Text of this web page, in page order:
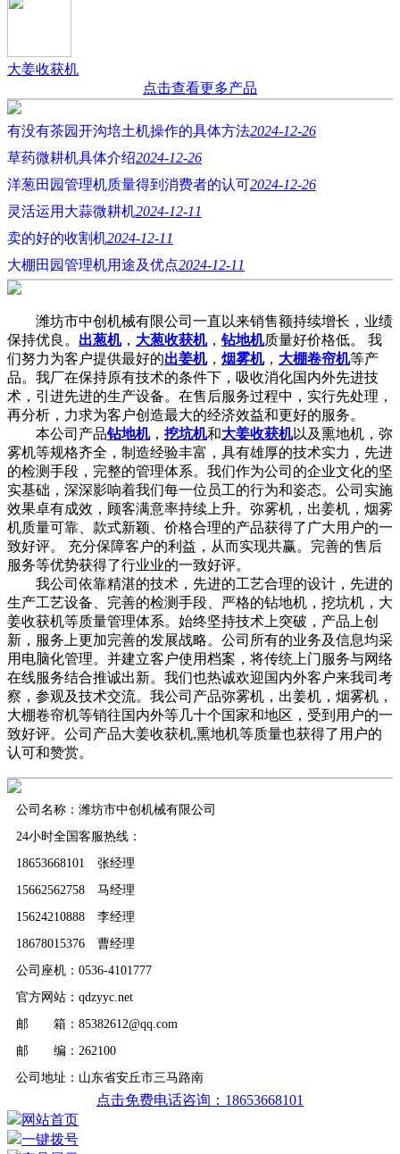
大姜收获机
点击查看更多产品
有没有茶园开沟培土机操作的具体方法2024-12-26
草药微耕机具体介绍2024-12-26
洋葱田园管理机质量得到消费者的认可2024-12-26
灵活运用大蒜微耕机2024-12-11
卖的好的收割机2024-12-11
大棚田园管理机用途及优点2024-12-11
潍坊市中创机械有限公司一直以来销售额持续增长，业绩
保持优良。 出葱机， 大葱收获机，钻地机质量好价格低。 我
们努力为客户提供最好的出姜机， 烟雾机， 大棚卷帘机等产
品。我厂在保持原有技术的条件下，吸收消化国内外先进技
术，引进先进的生产设备。在售后服务过程中，实行先处理，
再分析，力求为客户创造最大的经济效益和更好的服务。
本公司产品钻地机， 挖坑机和大姜收获机以及熏地机，弥
雾机等规格齐全，制造经验丰富，具有雄厚的技术实力，先进
的检测手段，完整的管理体系。我们作为公司的企业文化的坚
实基础，深深影响着我们每一位员工的行为和姿态。公司实施
效果卓有成效，顾客满意率持续上升。弥雾机，出姜机，烟雾
机质量可靠、款式新颖、价格合理的产品获得了广大用户的一
致好评。 充分保障客户的利益，从而实现共赢。完善的售后
服务等优势获得了行业业的一致好评。
我公司依靠精湛的技术，先进的工艺合理的设计，先进的
生产工艺设备、完善的检测手段、严格的钻地机，挖坑机，大
姜收获机等质量管理体系。始终坚持技术上突破，产品上创
新，服务上更加完善的发展战略。公司所有的业务及信息均采
用电脑化管理。并建立客户使用档案，将传统上门服务与网络
在线服务结合推诚出新。我们也热诚欢迎国内外客户来我司考
察，参观及技术交流。我公司产品弥雾机，出姜机，烟雾机，
大棚卷帘机等销往国内外等几十个国家和地区，受到用户的一
致好评。公司产品大姜收获机,熏地机等质量也获得了用户的
认可和赞赏。
公司名称：潍坊市中创机械有限公司
24小时全国客服热线：
18653668101 张经理
15662562758 马经理
15624210888 李经理
18678015376 曹经理
公司座机：0536-4101777
官方网站：qdzyyc.net
邮 箱：85382612@qq.com
邮 编：262100
公司地址：山东省安丘市三马路南
点击免费电话咨询：18653668101
网站首页
一键拨号